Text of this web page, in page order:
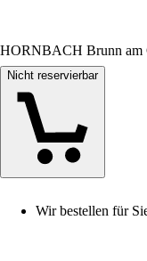
HORNBACH Brunn am
Nicht reservierbar
Wir bestellen für